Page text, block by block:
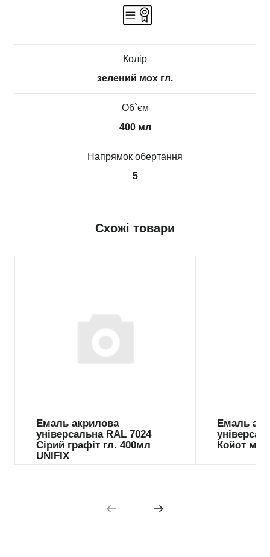
Колір
зелений мох гл.
Об`єм
400 мл
Напрямок обертання
5
Схожі товари
Емаль акрилова
універсальна RAL 7024
Сірий графіт гл. 400мл
UNIFIX
Емаль
Койот